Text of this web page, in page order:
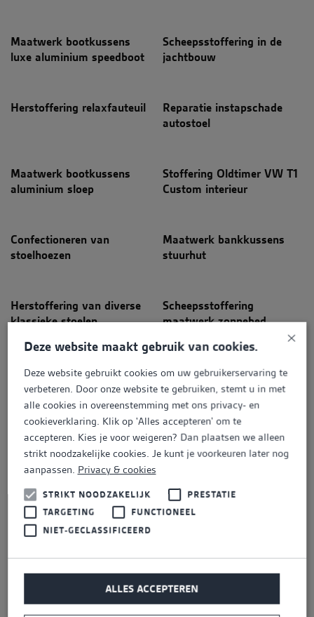
Maatwerk bootkussens
luxe aluminium speedboot
Scheepsstoffering in de
jachtbouw
Herstoffering relaxfauteuil
Reparatie instapschade
autostoel
Maatwerk bootkussens
aluminium sloep
Stoffering Oldtimer VW T1
Custom interieur
Confectioneren van
stoelhoezen
Maatwerk bankkussens
stuurhut
Herstoffering van diverse
klassieke stoelen
Scheepsstoffering
maatwerk zonnebed
Herstoffering en het nieuw
verlijmen frames van
eetkamerstoelen
Scheepsstoffering
maatwerk banken
achterwoning en stuurhut.
Zadelstoffering Harley-
Davidson solo seat
Maatwerk loungekussens
Maatwerk kussenset
aluminium boot
Herstoffering dubbelcabine
Herstoffering Pander
fauteuils
Stoffering stapelstoelen
×
Deze website maakt gebruik van cookies.
Deze website gebruikt cookies om uw gebruikerservaring te
verbeteren. Door onze website te gebruiken, stemt u in met
alle cookies in overeenstemming met ons privacy- en
cookieverklaring. Klik op 'Alles accepteren' om te
accepteren. Kies je voor weigeren? Dan plaatsen we alleen
strikt noodzakelijke cookies. Je kunt je voorkeuren later nog
aanpassen. Privacy & cookies
STRIKT NOODZAKELIJK
PRESTATIE
TARGETING
FUNCTIONEEL
NIET-GECLASSIFICEERD
ALLES ACCEPTEREN